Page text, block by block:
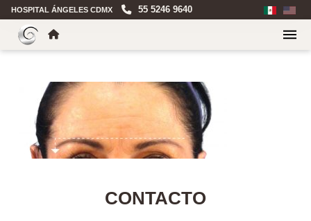
HOSPITAL ÁNGELES CDMX 55 5246 9640
CONTACTO